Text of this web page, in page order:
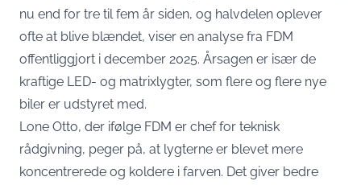
nu end for tre til fem år siden, og halvdelen oplever
ofte at blive blændet, viser en analyse fra FDM
offentliggjort i december 2025. Årsagen er især de
kraftige LED- og matrixlygter, som flere og flere nye
biler er udstyret med.
Lone Otto, der ifølge FDM er chef for teknisk
rådgivning, peger på, at lygterne er blevet mere
koncentrerede og koldere i farven. Det giver bedre